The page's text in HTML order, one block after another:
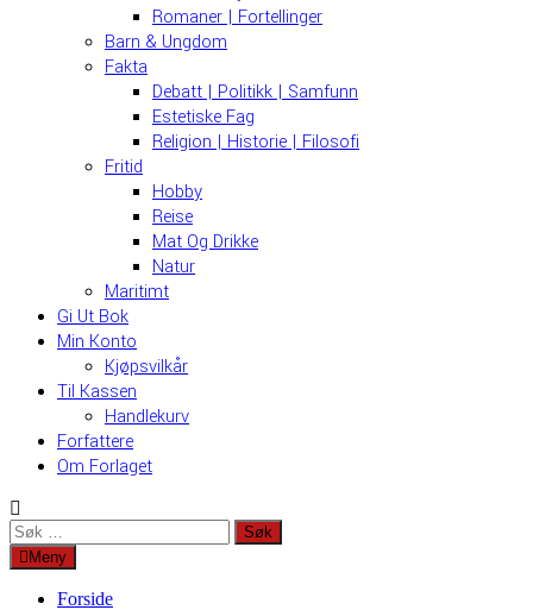
Romaner | Fortellinger
Barn & Ungdom
Fakta
Debatt | Politikk | Samfunn
Estetiske Fag
Religion | Historie | Filosofi
Fritid
Hobby
Reise
Mat Og Drikke
Natur
Maritimt
Gi Ut Bok
Min Konto
Kjøpsvilkår
Til Kassen
Handlekurv
Forfattere
Om Forlaget
Søk
etter:Meny
Forside